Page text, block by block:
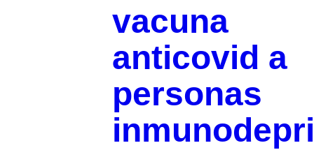
vacuna
anticovid a
personas